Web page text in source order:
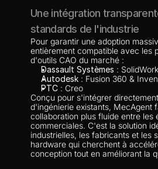
Une intégration
standards de l'industrie
Pour garantir une adoption
entièrement compatible avec les
d'outils CAO du marché :
Dassault Systèmes :
Autodesk : Fusion 360 &
PTC : Creo
Conçu pour s'intégrer
d'ingénierie existants, MecAgent
collaboration plus fluide entre les
commerciales. C'est la solution
industrielles, les fabricants et les
hardware qui cherchent à
conception tout en améliorant la